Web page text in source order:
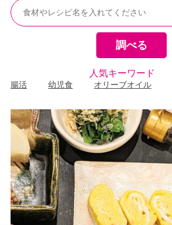
人気キーワード
腸活 幼児食 オリーブオイル